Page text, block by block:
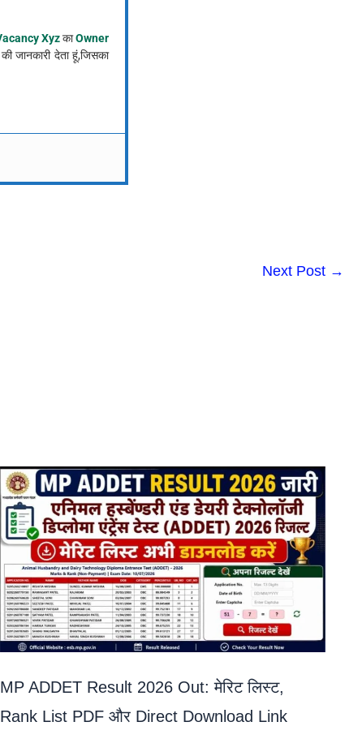
XyzकाOwner
जानकारी देता हूं,जिसका
Next Post →
MP ADDET Result 2026 Out: मेरिट लिस्ट,
Rank List PDF और Direct Download Link